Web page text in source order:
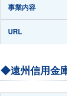
事業内容
URL
◆遠州信用金